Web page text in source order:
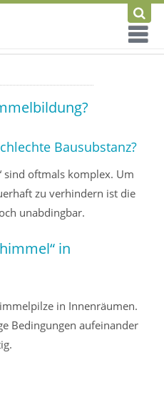
Bausubstanz?
sind oftmals komplex. Um
zu verhindern ist die
unabdingbar.
in
in Innenräumen.
Bedingungen aufeinander